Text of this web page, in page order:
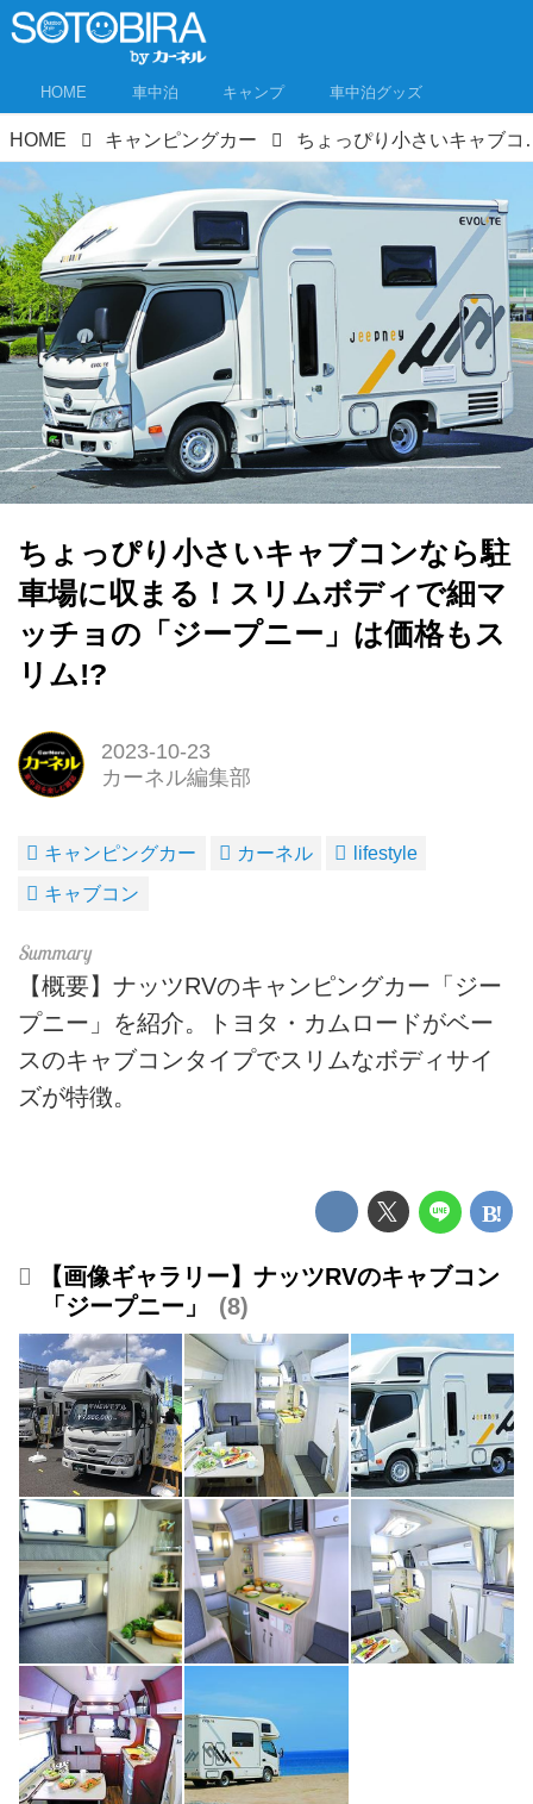
HOME 車中泊 キャンプ 車中泊グッズ
HOME キャンピングカー ちょっぴり小さいキャ
ちょっぴり小さいキャブコンなら駐
車場に収まる！スリムボディで細マ
ッチョの「ジープニー」は価格もス
リム!?
2023-10-23
カーネル編集部
キャンピングカー カーネル
lifestyle
キャブコン
【概要】ナッツRVのキャンピングカー「ジー
プニー」を紹介。トヨタ・カムロードがベー
スのキャブコンタイプでスリムなボディサイ
ズが特徴。
【画像ギャラリー】ナッツRVのキャブコン
「ジープニー」
8